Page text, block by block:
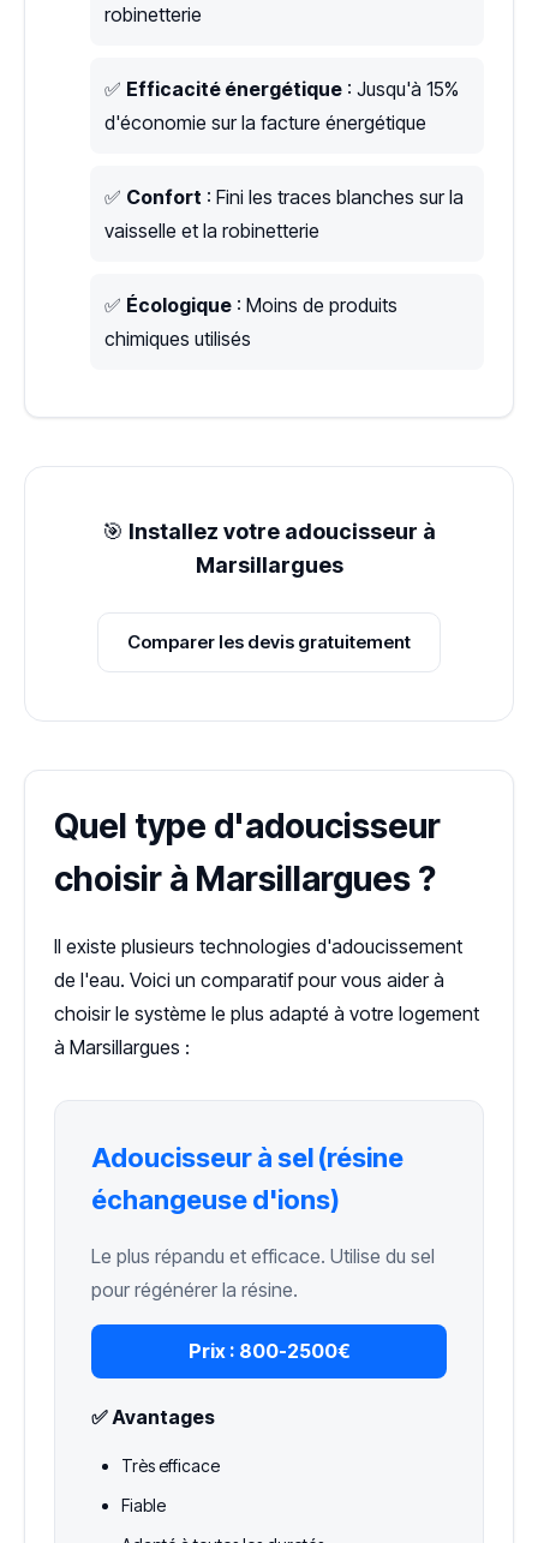
robinetterie
✅ Efficacité énergétique : Jusqu'à 15%
d'économie sur la facture énergétique
✅ Confort : Fini les traces blanches sur la
vaisselle et la robinetterie
✅ Écologique : Moins de produits
chimiques utilisés
🎯 Installez votre adoucisseur à
Marsillargues
Comparer les devis gratuitement
Quel type d'adoucisseur
choisir à Marsillargues ?
Il existe plusieurs technologies d'adoucissement
de l'eau. Voici un comparatif pour vous aider à
choisir le système le plus adapté à votre logement
à Marsillargues :
Adoucisseur à sel (résine
échangeuse d'ions)
Le plus répandu et efficace. Utilise du sel
pour régénérer la résine.
Prix : 800-2500€
✅ Avantages
Très efficace
Fiable